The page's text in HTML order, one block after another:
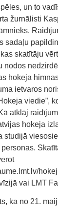
un to
žurnālisti
sadaļu
skatītāju
nodos
hokeja
ietvaros
viedie”,
atklāj
hokeja
studijā
vai LMT
ka no 21.